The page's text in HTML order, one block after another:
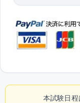
本試験日